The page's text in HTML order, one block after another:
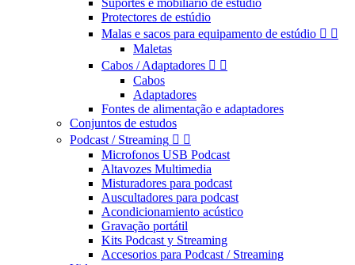
Suportes e mobiliário de estúdio
Protectores de estúdio
Malas e sacos para equipamento de estúdio  
Maletas
Cabos / Adaptadores  
Cabos
Adaptadores
Fontes de alimentação e adaptadores
Conjuntos de estudos
Podcast / Streaming  
Microfonos USB Podcast
Altavozes Multimedia
Misturadores para podcast
Auscultadores para podcast
Acondicionamiento acústico
Gravação portátil
Kits Podcast y Streaming
Accesorios para Podcast / Streaming